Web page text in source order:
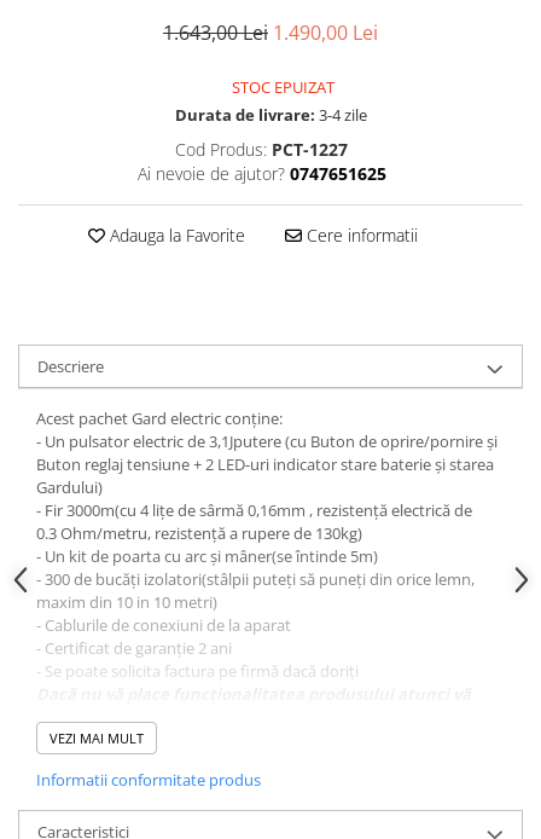
Gard electric pentru Cai, Câini,
Gard Electric pentru Vaci și Oi
Alimentator Gard Electric
Derulator Fir Gard electric
Diferite accesorii Gard Electric
Plasă Gard Electric
Poartă Gard Electric
Stâlpi Gard Electric
Stâlpi din plastic
Stâlpi din Lemn
Stâlpi din Fibră de Sticlă
Stâlpi pentru sisteme T-Post
Scule pentru montare Stâlpi
Testere pentru Gard Electric
Împământare Gard Electric
Întinzător Gard Electric
Fir/Sârmă pentru Gard electric
Bandă pentru Gard Electric
1.643,00 Lei 1.490,00 Lei
STOC EPUIZAT
Durata de livrare: 3-4 zile
Cod Produs: PCT-1227
Ai nevoie de ajutor? 0747651625
Adauga la Favorite Cere informatii
Descriere
Acest pachet Gard electric conține:
- Un pulsator electric de 3,1Jputere (cu Buton de oprire/pornire și
Buton reglaj tensiune + 2 LED-uri indicator stare baterie și starea
Gardului)
- Fir 3000m(cu 4 lițe de sârmă 0,16mm , rezistență electrică de
0.3 Ohm/metru, rezistență a rupere de 130kg)
- Un kit de poarta cu arc și mâner(se întinde 5m)
- 300 de bucăți izolatori(stâlpii puteți să puneți din orice lemn,
maxim din 10 in 10 metri)
- Cablurile de conexiuni de la aparat
- Certificat de garanție 2 ani
- Se poate solicita factura pe firmă dacă doriți
oferim banii înapoi în max 10 zile după achiziționarea
produsului!
Acest produs are Certificat de conformitate, deci PUTEREA
ESTE REALĂ, cât scrie la putere, atât scoate aparatul!
VEZI MAI MULT
Informatii conformitate produs
Caracteristici